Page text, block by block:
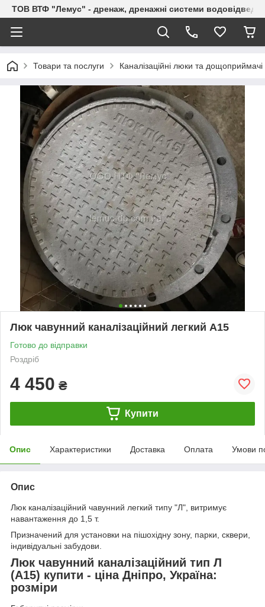
ТОВ ВТФ "Лемус" - дренаж, дренажні системи
Товари та послуги Каналізаційні люки та дощоприймачі
Люк чавунний каналізаційний легкий А15
Готово до відправки
Роздріб
4 450 ₴
Купити
Опис Характеристики Доставка Оплата Умови
Опис
Люк каналізаційний чавунний легкий типу "Л", витримує
навантаження до 1,5 т.
Призначений для установки на пішохідну зону, парки, сквери,
індивідуальні забудови.
Люк чавунний каналізаційний тип Л
(А15) купити - ціна Дніпро, Україна:
розміри